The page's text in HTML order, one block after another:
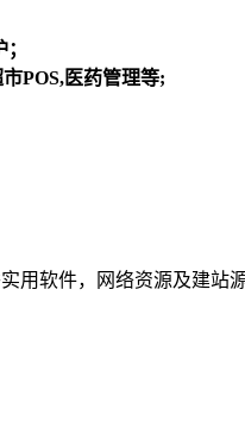
POS,医药管理等;
用软件，网络资源及建